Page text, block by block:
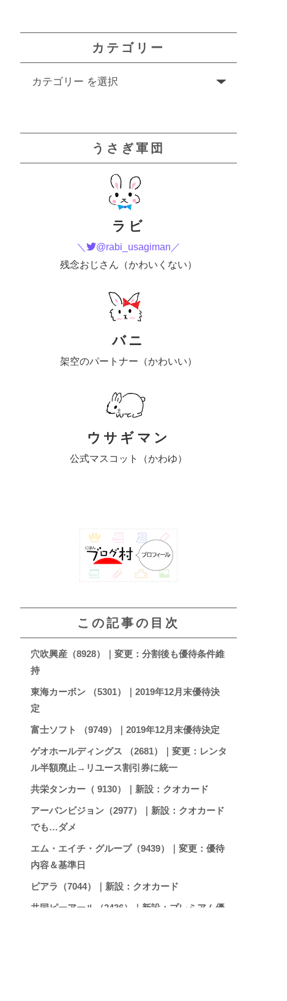
カテゴリー
うさぎ軍団
ラビ
＼
@rabi_usagiman／
残念おじさん（かわいくない）
バニ
架空のパートナー（かわいい）
ウサギマン
公式マスコット（かわゆ）
この記事の目次
穴吹興産（8928）｜変更：分割後も優待条件維
持
東海カーボン （5301）｜2019年12月末優待決
定
富士ソフト （9749）｜2019年12月末優待決定
ゲオホールディングス （2681）｜変更：レンタ
ル半額廃止→リユース割引券に統一
共栄タンカー（ 9130）｜新設：クオカード
アーバンビジョン（2977）｜新設：クオカード
でも…ダメ
エム・エイチ・グループ（9439）｜変更：優待
内容＆基準日
ピアラ（7044）｜新設：クオカード
共同ピーアール（2436）｜新設：プレミアム優